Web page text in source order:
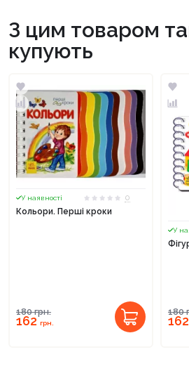
З цим товаром
купують
У наявності
0
Кольори. Перші кроки
180грн.
162грн.
У
180